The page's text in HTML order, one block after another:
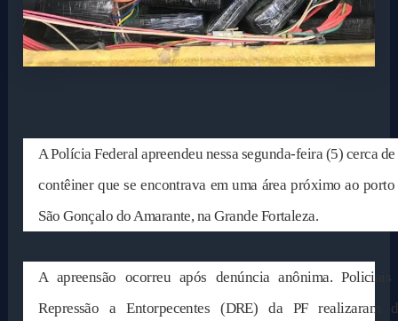
A Polícia Federal apreendeu nessa segunda-feira (5) cerca
contêiner que se encontrava em uma área próximo ao
São Gonçalo do Amarante, na Grande Fortaleza.
A apreensão ocorreu após denúncia anônima.
Repressão a Entorpecentes (DRE) da PF realizaram